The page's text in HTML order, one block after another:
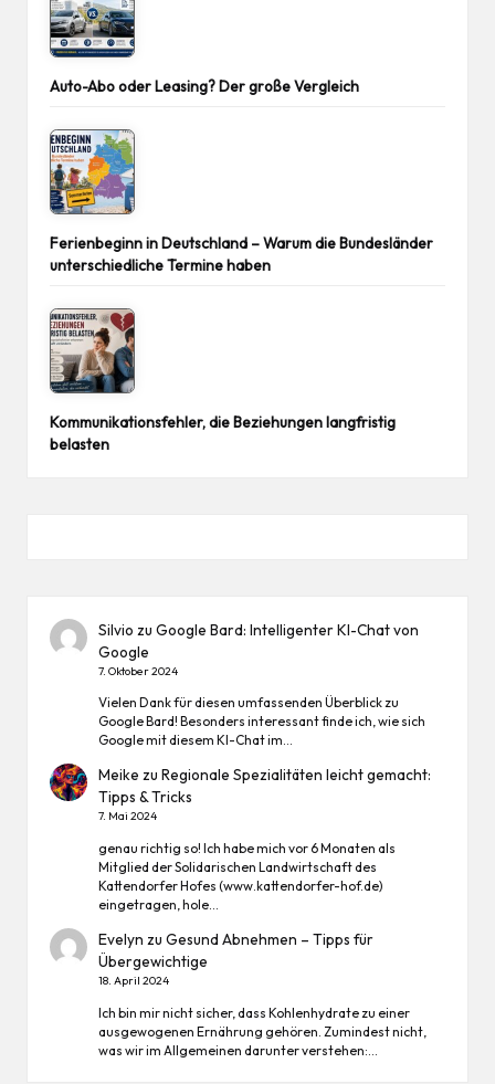
Auto-Abo oder Leasing? Der große Vergleich
Ferienbeginn in Deutschland – Warum die Bundesländer
unterschiedliche Termine haben
Kommunikationsfehler, die Beziehungen langfristig
belasten
Silvio zuGoogle Bard: Intelligenter KI-Chat von
Google
7. Oktober 2024
Vielen Dank für diesen umfassenden Überblick zu
Google Bard! Besonders interessant finde ich, wie sich
Google mit diesem KI-Chat im…
Meike zuRegionale Spezialitäten leicht gemacht:
Tipps & Tricks
7. Mai 2024
genau richtig so! Ich habe mich vor 6 Monaten als
Mitglied der Solidarischen Landwirtschaft des
Kattendorfer Hofes (www.kattendorfer-hof.de)
eingetragen, hole…
Evelyn zuGesund Abnehmen – Tipps für
Übergewichtige
18. April 2024
Ich bin mir nicht sicher, dass Kohlenhydrate zu einer
ausgewogenen Ernährung gehören. Zumindest nicht,
was wir im Allgemeinen darunter verstehen:…